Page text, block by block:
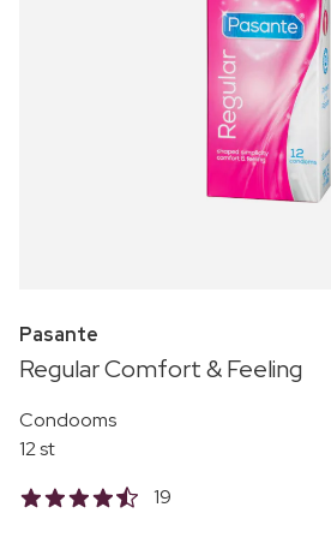
Pasante
Regular Comfort & Feeling
Condooms
12 st
19